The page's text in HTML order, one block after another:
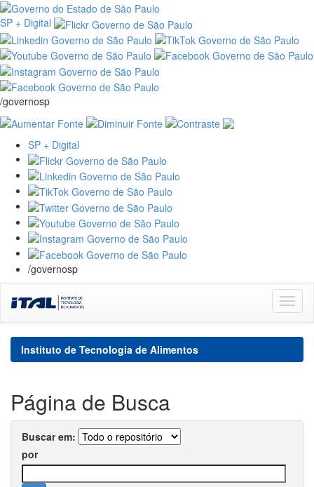
SP + Digital
/governosp
SP + Digital
/governosp
navigation
Instituto de Tecnologia de Alimentos
Página de Busca
Buscar em:
por